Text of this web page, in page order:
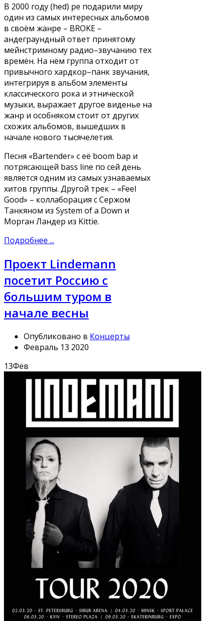
В 2000 году (hed) pe подарили миру
один из самых интересных альбомов
в своём жанре – BROKE –
андеграундный ответ принятому
мейнстримному радио–звучанию тех
времён. На нём группа отходит от
привычного хардкор–панк звучания,
интегрируя в альбом элементы
классического рока и этнической
музыки, выражает другое виденье на
жанр и особняком стоит от других
схожих альбомов, вышедших в
начале нового тысячелетия.
Песня «Bartender» с её boom bap и
потрясающей bass line по сей день
является одним из самых узнаваемых
хитов группы. Другой трек – «Feel
Good» – коллаборация с Сержом
Танкяном из System of a Down и
Морган Ландер из Kittie.
Подробнее ...
Проект Lindemann
посетит Россию с
большим туром в
начале весны
Опубликовано в Концерты
Февраль 13 2020
13Фев